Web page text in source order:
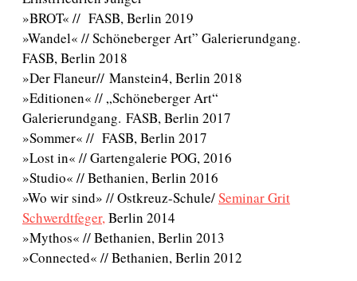
»BROT« // FASB, Berlin 2019
»Wandel« // Schöneberger Art” Galerierundgang.
FASB, Berlin 2018
»Der Flaneur// Manstein4, Berlin 2018
»Editionen« // „Schöneberger Art“
Galerierundgang. FASB, Berlin 2017
»Sommer« // FASB, Berlin 2017
»Lost in« // Gartengalerie POG, 2016
»Studio« // Bethanien, Berlin 2016
»Wo wir sind» // Ostkreuz-Schule/Seminar Grit
Schwerdtfeger,Berlin 2014
»Mythos« // Bethanien, Berlin 2013
»Connected« // Bethanien, Berlin 2012